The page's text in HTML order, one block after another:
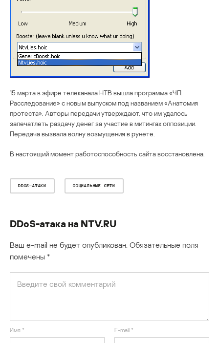
15 марта в эфире телеканала НТВ вышла программа «ЧП.
Расследование» с новым выпуском под названием «Анатомия
протеста». Авторы передачи утверждают, что им удалось
запечатлеть раздачу денег за участие в митингах оппозиции.
Передача вызвала волну возмущения в рунете.
В настоящий момент работоспособность сайта восстановлена.
DDOS-АТАКИ СОЦИАЛЬНЫЕ СЕТИ
DDoS-атака на NTV.RU
Ваш e-mail не будет опубликован. Обязательные поля
помечены *
Имя * E-mail *